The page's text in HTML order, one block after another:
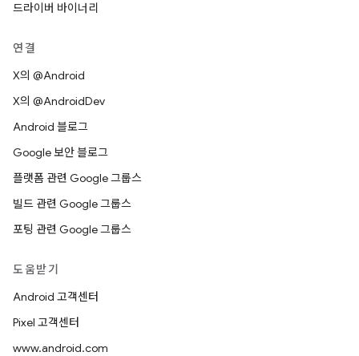
드라이버 바이너리
연결
X의 @Android
X의 @AndroidDev
Android 블로그
Google 보안 블로그
플랫폼 관련 Google 그룹스
빌드 관련 Google 그룹스
포팅 관련 Google 그룹스
도움받기
Android 고객센터
Pixel 고객센터
www.android.com